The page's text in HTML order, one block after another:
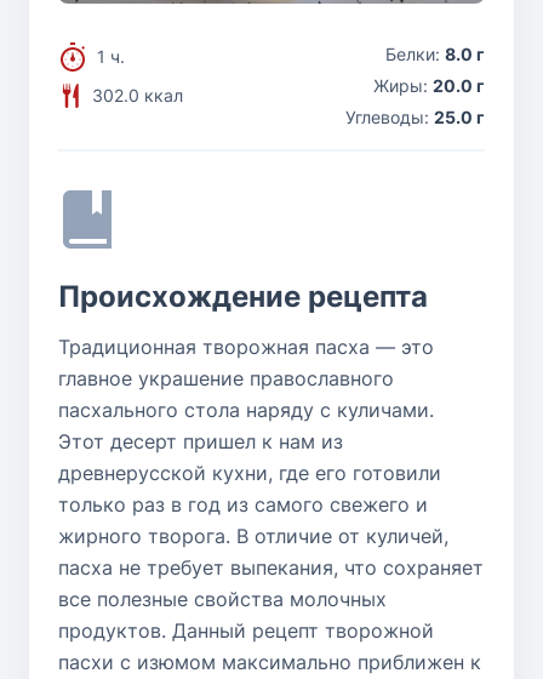
1 ч.
302.0 ккал
Белки: 8.0 г
Жиры: 20.0 г
Углеводы: 25.0 г
Происхождение рецепта
Традиционная творожная пасха — это
главное украшение православного
пасхального стола наряду с куличами.
Этот десерт пришел к нам из
древнерусской кухни, где его готовили
только раз в год из самого свежего и
жирного творога. В отличие от куличей,
пасха не требует выпекания, что сохраняет
все полезные свойства молочных
продуктов. Данный рецепт творожной
пасхи с изюмом максимально приближен к